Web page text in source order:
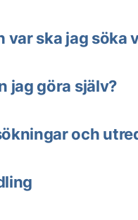
var ska jag söka
jag göra själv?
och